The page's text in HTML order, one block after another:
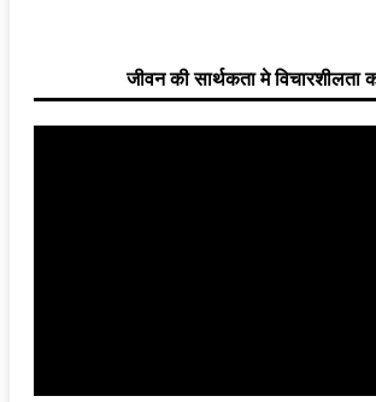
जीवन की सार्थकता मे विचारशीलता